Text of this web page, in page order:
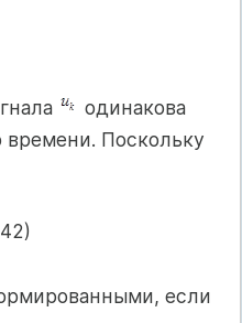
одинакова
времени. Поскольку
если